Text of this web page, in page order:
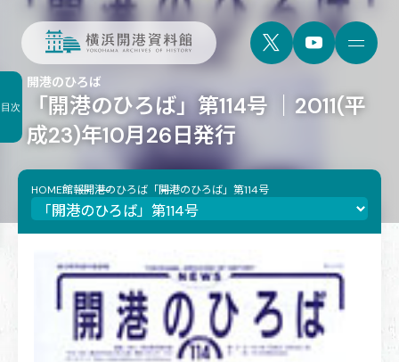
「開港のひろば」第114号 ｜2011(平
成23)年10月26日発行
開港のひろば
HOME館報開港のひろば 「開港のひろば」第114号
目次